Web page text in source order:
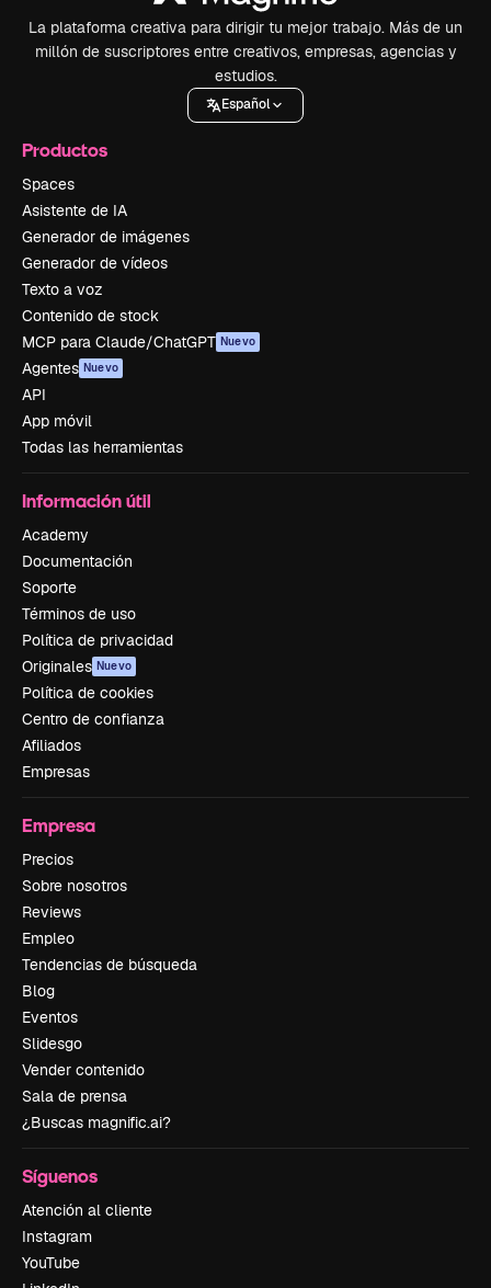
La plataforma creativa para dirigir tu mejor trabajo. Más de un
millón de suscriptores entre creativos, empresas, agencias y
estudios.
Español
Productos
Spaces
Asistente de IA
Generador de imágenes
Generador de vídeos
Texto a voz
Contenido de stock
MCP para Claude/ChatGPT Nuevo
Agentes Nuevo
API
App móvil
Todas las herramientas
Información útil
Academy
Documentación
Soporte
Términos de uso
Política de privacidad
Originales Nuevo
Política de cookies
Centro de confianza
Afiliados
Empresas
Empresa
Precios
Sobre nosotros
Reviews
Empleo
Tendencias de búsqueda
Blog
Eventos
Slidesgo
Vender contenido
Sala de prensa
¿Buscas magnific.ai?
Síguenos
Atención al cliente
Instagram
YouTube